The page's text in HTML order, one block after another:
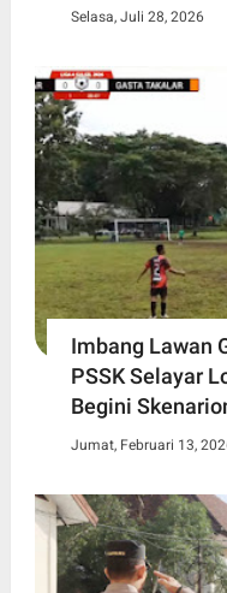
Selasa, Juli 28, 2026
Imbang Lawan
PSSK Selayar
Begini
Jumat, Februari 13,